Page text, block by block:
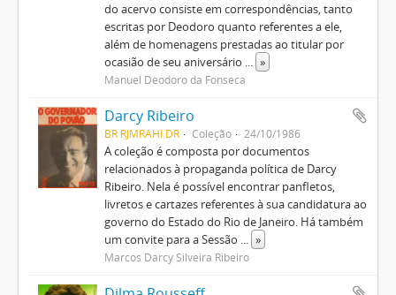
do acervo consiste em correspondências, tanto
escritas por Deodoro quanto referentes a ele,
além de homenagens prestadas ao titular por
ocasião de seu aniversário ... »
Manuel Deodoro da Fonseca
Darcy Ribeiro
BR RJMRAHI DR Coleção 24/10/1986
A coleção é composta por documentos
relacionados à propaganda política de Darcy
Ribeiro. Nela é possível encontrar panfletos,
livretos e cartazes referentes à sua candidatura ao
governo do Estado do Rio de Janeiro. Há também
um convite para a Sessão ... »
Marcos Darcy Silveira Ribeiro